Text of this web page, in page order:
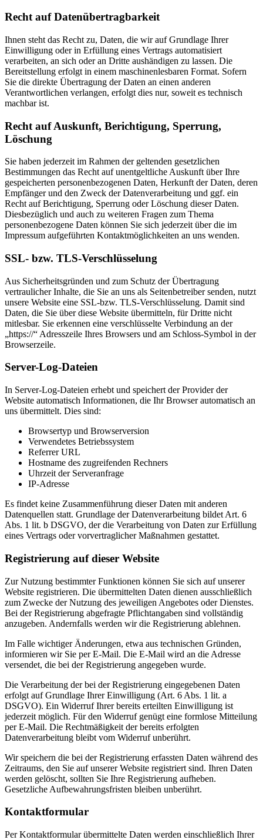
Recht auf Datenübertragbarkeit
Ihnen steht das Recht zu, Daten, die wir auf Grundlage Ihrer
Einwilligung oder in Erfüllung eines Vertrags automatisiert
verarbeiten, an sich oder an Dritte aushändigen zu lassen. Die
Bereitstellung erfolgt in einem maschinenlesbaren Format. Sofern
Sie die direkte Übertragung der Daten an einen anderen
Verantwortlichen verlangen, erfolgt dies nur, soweit es technisch
machbar ist.
Recht auf Auskunft, Berichtigung, Sperrung,
Löschung
Sie haben jederzeit im Rahmen der geltenden gesetzlichen
Bestimmungen das Recht auf unentgeltliche Auskunft über Ihre
gespeicherten personenbezogenen Daten, Herkunft der Daten, deren
Empfänger und den Zweck der Datenverarbeitung und ggf. ein
Recht auf Berichtigung, Sperrung oder Löschung dieser Daten.
Diesbezüglich und auch zu weiteren Fragen zum Thema
personenbezogene Daten können Sie sich jederzeit über die im
Impressum aufgeführten Kontaktmöglichkeiten an uns wenden.
SSL- bzw. TLS-Verschlüsselung
Aus Sicherheitsgründen und zum Schutz der Übertragung
vertraulicher Inhalte, die Sie an uns als Seitenbetreiber senden, nutzt
unsere Website eine SSL-bzw. TLS-Verschlüsselung. Damit sind
Daten, die Sie über diese Website übermitteln, für Dritte nicht
mitlesbar. Sie erkennen eine verschlüsselte Verbindung an der
„https://“ Adresszeile Ihres Browsers und am Schloss-Symbol in der
Browserzeile.
Server-Log-Dateien
In Server-Log-Dateien erhebt und speichert der Provider der
Website automatisch Informationen, die Ihr Browser automatisch an
uns übermittelt. Dies sind:
Browsertyp und Browserversion
Verwendetes Betriebssystem
Referrer URL
Hostname des zugreifenden Rechners
Uhrzeit der Serveranfrage
IP-Adresse
Es findet keine Zusammenführung dieser Daten mit anderen
Datenquellen statt. Grundlage der Datenverarbeitung bildet Art. 6
Abs. 1 lit. b DSGVO, der die Verarbeitung von Daten zur Erfüllung
eines Vertrags oder vorvertraglicher Maßnahmen gestattet.
Registrierung auf dieser Website
Zur Nutzung bestimmter Funktionen können Sie sich auf unserer
Website registrieren. Die übermittelten Daten dienen ausschließlich
zum Zwecke der Nutzung des jeweiligen Angebotes oder Dienstes.
Bei der Registrierung abgefragte Pflichtangaben sind vollständig
anzugeben. Andernfalls werden wir die Registrierung ablehnen.
Im Falle wichtiger Änderungen, etwa aus technischen Gründen,
informieren wir Sie per E-Mail. Die E-Mail wird an die Adresse
versendet, die bei der Registrierung angegeben wurde.
Die Verarbeitung der bei der Registrierung eingegebenen Daten
erfolgt auf Grundlage Ihrer Einwilligung (Art. 6 Abs. 1 lit. a
DSGVO). Ein Widerruf Ihrer bereits erteilten Einwilligung ist
jederzeit möglich. Für den Widerruf genügt eine formlose Mitteilung
per E-Mail. Die Rechtmäßigkeit der bereits erfolgten
Datenverarbeitung bleibt vom Widerruf unberührt.
Wir speichern die bei der Registrierung erfassten Daten während des
Zeitraums, den Sie auf unserer Website registriert sind. Ihren Daten
werden gelöscht, sollten Sie Ihre Registrierung aufheben.
Gesetzliche Aufbewahrungsfristen bleiben unberührt.
Kontaktformular
Per Kontaktformular übermittelte Daten werden einschließlich Ihrer